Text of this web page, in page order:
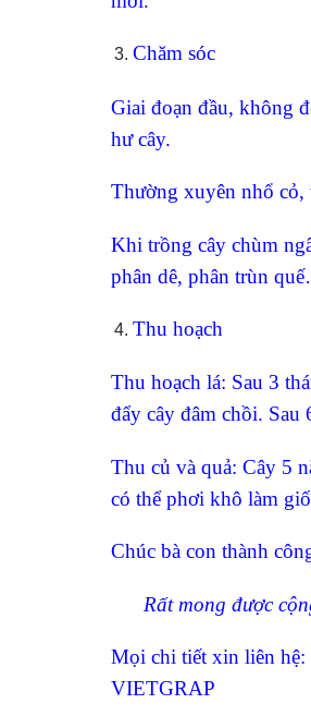
Chăm sóc
Giai đoạn đầu, không
hư cây.
Thường xuyên nhổ
Khi trồng cây chùm
phân dê, phân trùn
Thu hoạch
Thu hoạch lá: Sau 3
đẩy cây đâm chồi. Sau
Thu củ và quả: Cây 5
có thể phơi khô làm
Chúc bà con thành
Rất mong được
Mọi chi tiết xin liên
VIETGRAP